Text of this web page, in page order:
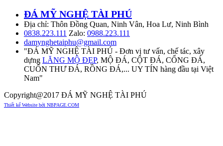
ĐÁ MỸ NGHỆ TÀI PHÚ
Địa chỉ: Thôn Đồng Quan, Ninh Vân, Hoa Lư, Ninh Bình
0838.223.111 Zalo: 0988.223.111
damynghetaiphu@gmail.com
"ĐÁ MỸ NGHỆ TÀI PHÚ - Đơn vị tư vấn, chế tác, xây
dựng LĂNG MỘ ĐẸP, MỘ ĐÁ, CỘT ĐÁ, CỔNG ĐÁ,
CUỐN THƯ ĐÁ, RỒNG ĐÁ,... UY TÍN hàng đầu tại Việt
Nam"
Copyright@2017 ĐÁ MỸ NGHỆ TÀI PHÚ
Thiết kế Website bởi NBPAGE.COM